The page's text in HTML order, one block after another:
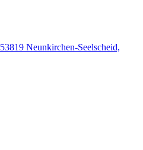
Neunkirchen-Seelscheid,